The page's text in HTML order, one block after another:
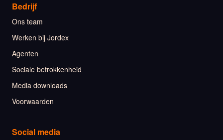
Bedrijf
Ons team
Werken bij Jordex
Agenten
Sociale betrokkenheid
Media downloads
Voorwaarden
Social media